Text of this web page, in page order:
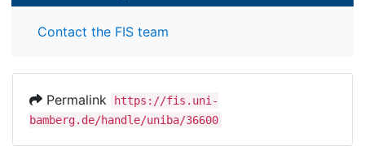
Contact the FIS team
Permalink
https://fis.uni-
bamberg.de/handle/uniba/36600